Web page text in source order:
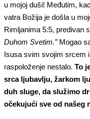
u mojoj duši! Međutim,
vatra Božija je došla u
Rimljanima 5:5, predivan
Duhom Svetim.” Mogao
Isusa svim svojim srcem
raspoloženje nestalo. To
srca ljubavlju, žarkom
duh sluge, da služimo
očekujući sve od našeg